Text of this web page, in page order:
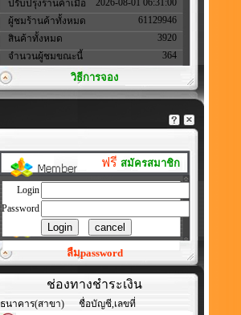
ปรับปรุงร้านค้าเมื่อ
2026-08-01 06:31:00
ผู้ชมร้านค้าทั้งหมด
61129946
สินค้าทั้งหมด
3920
จำนวนผู้ชมขณะนี้
364
วิธีการจอง
ฟรี สมัครสมาชิก
Login
Password
ลืมpassword
ช่องทางชำระเงิน
ธนาคาร(สาขา)
ชื่อบัญชี,เลขที่